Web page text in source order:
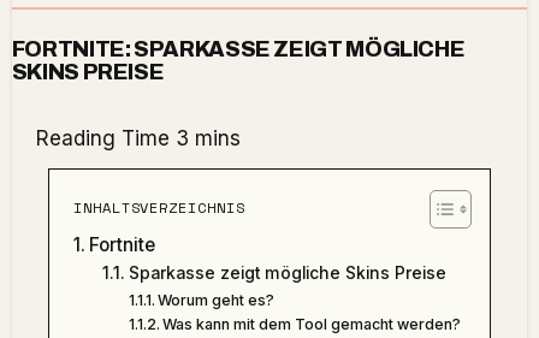
FORTNITE: SPARKASSE ZEIGT MÖGLICHE
SKINS PREISE
INHALTSVERZEICHNIS
Fortnite
Sparkasse zeigt mögliche Skins Preise
Worum geht es?
Was kann mit dem Tool gemacht werden?